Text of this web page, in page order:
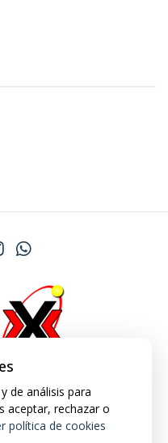
de análisis para
aceptar, rechazar o
política de cookies